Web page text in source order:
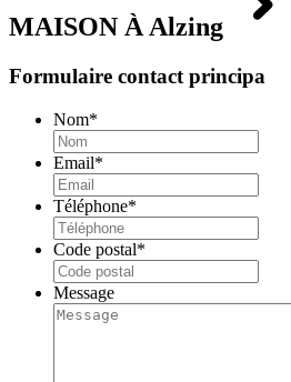
MAISON ÀAlzing
Formulaire contact principa
Nom*
Email*
Téléphone*
Code postal*
Message